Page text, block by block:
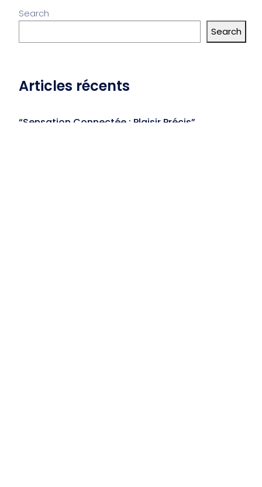
Search
Search
Articles récents
“Sensation Connectée : Plaisir Précis”